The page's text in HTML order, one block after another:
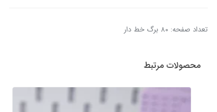
تعداد صفحه: ۸۰ برگ خط دار
محصولات مرتبط